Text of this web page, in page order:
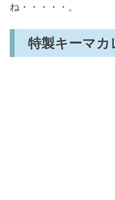
ね・・・・・。
特製キーマカ